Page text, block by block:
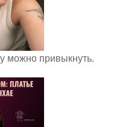
можно привыкнуть.